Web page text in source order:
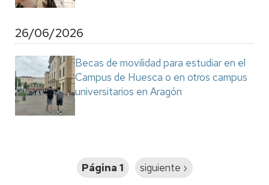
26/06/2026
Becas de movilidad para estudiar en el
Campus de Huesca o en otros campus
universitarios en Aragón
Página 1
Siguiente
siguiente ›